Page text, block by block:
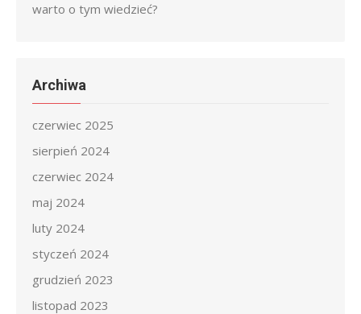
warto o tym wiedzieć?
Archiwa
czerwiec 2025
sierpień 2024
czerwiec 2024
maj 2024
luty 2024
styczeń 2024
grudzień 2023
listopad 2023